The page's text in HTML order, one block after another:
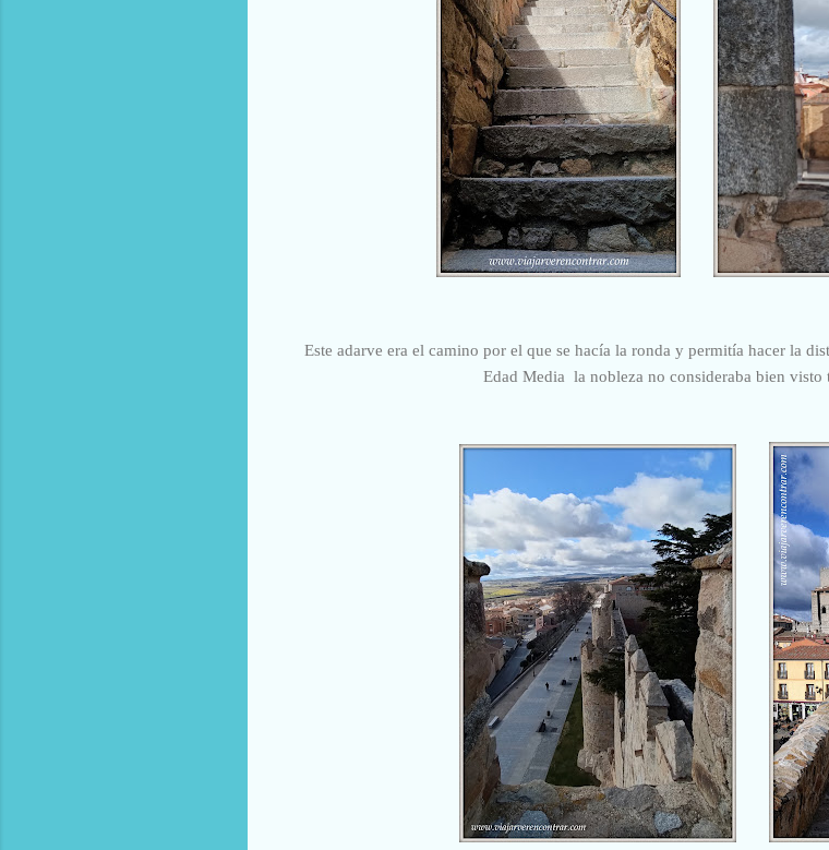
Este adarve era el camino por el que se hacía la ronda y permitía hacer la
Edad Media la nobleza no consideraba bien visto